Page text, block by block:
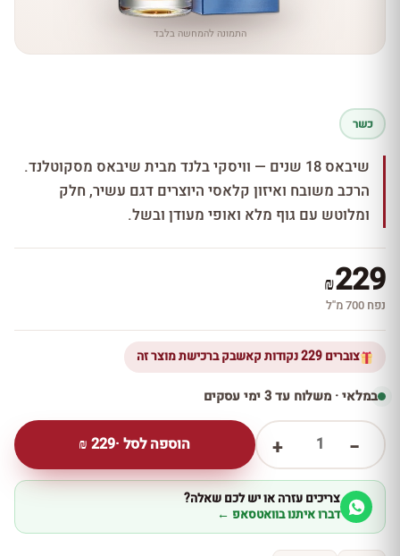
התמונה להמחשה בלבד
כשר
שיבאס 18 שנים — וויסקי בלנד מבית שיבאס מסקוטלנד.
הרכב משובח ואיזון קלאסי היוצרים דגם עשיר, חלק
ומלוטש עם גוף מלא ואופי מעודן ובשל.
₪229
נפח 700 מ''ל
צוברים 229 נקודות קאשבק ברכישת מוצר זה
במלאי · משלוח עד 3 ימי עסקים
−
1
+ הוספה לסל ·229
₪
צריכים עזרה או יש לכם שאלה?
דברו איתנו בוואטסאפ ←